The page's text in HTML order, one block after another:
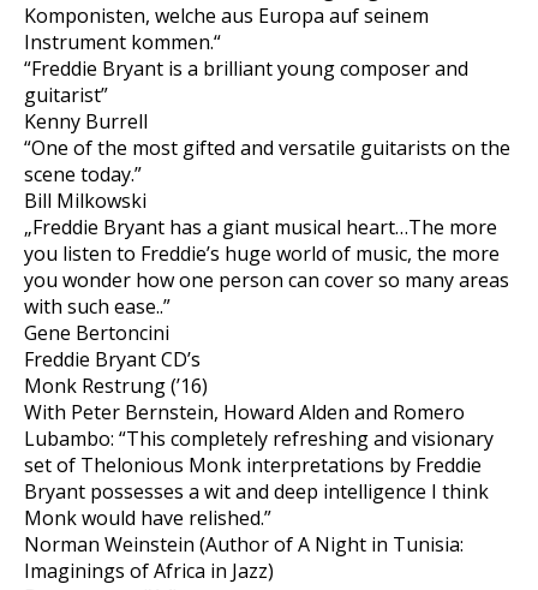
Komponisten, welche aus Europa auf seinem
Instrument kommen.“
“Freddie Bryant is a brilliant young composer and
guitarist”
Kenny Burrell
“One of the most gifted and versatile guitarists on the
scene today.”
Bill Milkowski
„Freddie Bryant has a giant musical heart…The more
you listen to Freddie’s huge world of music, the more
you wonder how one person can cover so many areas
with such ease..”
Gene Bertoncini
Freddie Bryant CD’s
Monk Restrung (’16)
With Peter Bernstein, Howard Alden and Romero
Lubambo: “This completely refreshing and visionary
set of Thelonious Monk interpretations by Freddie
Bryant possesses a wit and deep intelligence I think
Monk would have relished.”
Norman Weinstein (Author of A Night in Tunisia:
Imaginings of Africa in Jazz)